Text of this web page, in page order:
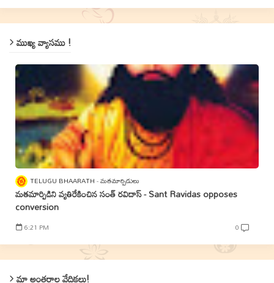
ముఖ్య వ్యాసము !
TELUGU BHAARATH మతమార్పిడులు
మతమార్పిడిని వ్యతిరేకించిన సంత్‌ రవిదాస్‌ - Sant Ravidas opposes
conversion
6:21 PM 0
మా అంతర్జాల వేదికలు!